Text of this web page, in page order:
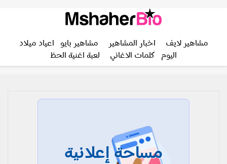
مشاهير لايف اخبار المشاهير مشاهير بايو
اعياد ميلاد
اليوم
كلمات الاغاني لعبة اغنية الحظ
مساحة إعلانية